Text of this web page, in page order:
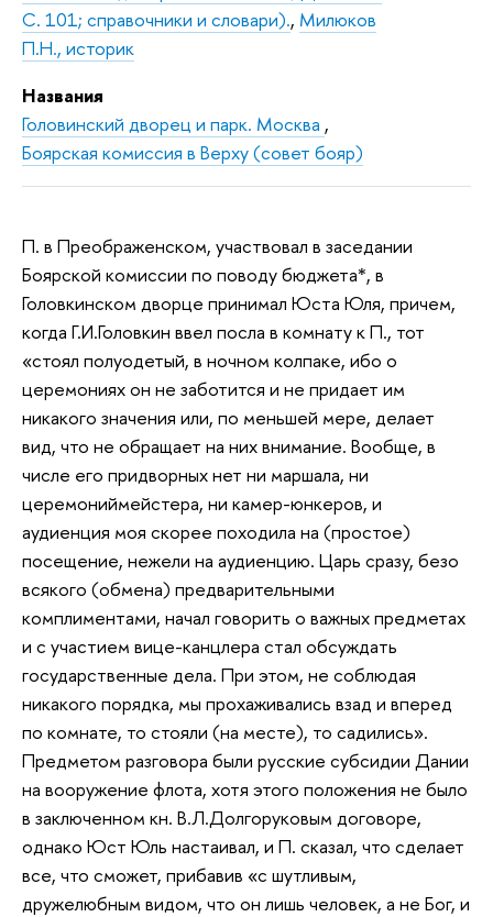
С. 101; справочники и словари)., Милюков
П.Н., историк
Названия
Головинский дворец и парк. Москва ,
Боярская комиссия в Верху (совет бояр)
П. в Преображенском, участвовал в заседании
Боярской комиссии по поводу бюджета*, в
Головкинском дворце принимал Юста Юля, причем,
когда Г.И.Головкин ввел посла в комнату к П., тот
«стоял полуодетый, в ночном колпаке, ибо о
церемониях он не заботится и не придает им
никакого значения или, по меньшей мере, делает
вид, что не обращает на них внимание. Вообще, в
числе его придворных нет ни маршала, ни
церемониймейстера, ни камер-юнкеров, и
аудиенция моя скорее походила на (простое)
посещение, нежели на аудиенцию. Царь сразу, безо
всякого (обмена) предварительными
комплиментами, начал говорить о важных предметах
и с участием вице-канцлера стал обсуждать
государственные дела. При этом, не соблюдая
никакого порядка, мы прохаживались взад и вперед
по комнате, то стояли (на месте), то садились».
Предметом разговора были русские субсидии Дании
на вооружение флота, хотя этого положения не было
в заключенном кн. В.Л.Долгоруковым договоре,
однако Юст Юль настаивал, и П. сказал, что сделает
все, что сможет, прибавив «с шутливым,
дружелюбным видом, что он лишь человек, а не Бог, и